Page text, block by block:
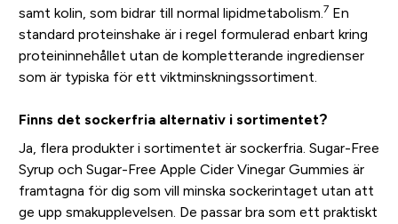
samt kolin, som bidrar till normal lipidmetabolism. 7En
standard proteinshake är i regel formulerad enbart kring
proteininnehållet utan de kompletterande ingredienser
som är typiska för ett viktminskningssortiment.
Finns det sockerfria alternativ i sortimentet?
Ja, flera produkter i sortimentet är sockerfria. Sugar-Free
Syrup och Sugar-Free Apple Cider Vinegar Gummies är
framtagna för dig som vill minska sockerintaget utan att
ge upp smakupplevelsen. De passar bra som ett praktiskt